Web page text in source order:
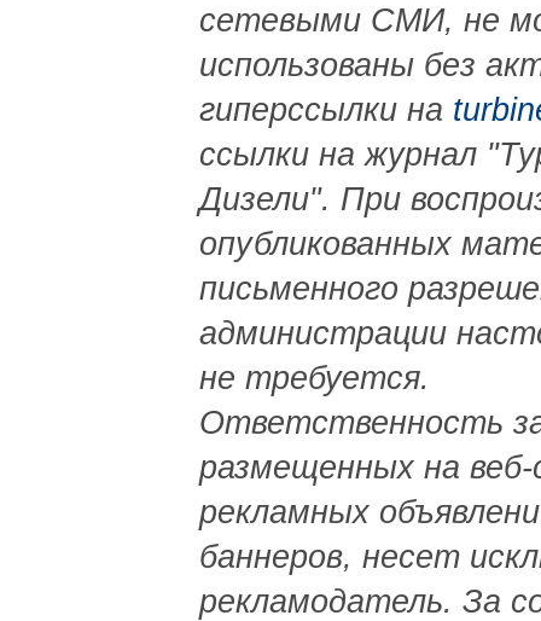
сетевыми СМИ, не
использованы без
гиперссылки на
ссылки на журнал
Дизели". При
опубликованных
письменного
администрации
не требуется.
Ответственность
размещенных на
рекламных
баннеров, несет
рекламодатель. За